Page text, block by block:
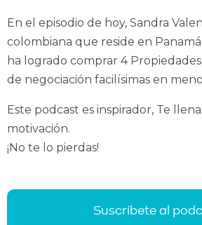
En el episodio de hoy, Sandra
colombiana que reside en
ha logrado comprar 4
de negociación facilísimas en
Este podcast es inspirador, Te
motivación.
¡No te lo pierdas!
Suscríbete al